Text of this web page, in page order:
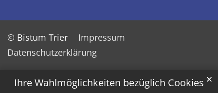
Ihre Wahlmöglichkeiten bezüglich Cookies ✕
© Bistum Trier
Impressum
Datenschutzerklärung